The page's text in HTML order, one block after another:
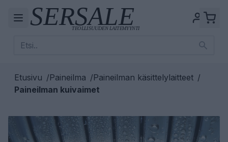
Etusivu /Paineilma /Paineilman käsittelylaitteet /
Paineilman kuivaimet